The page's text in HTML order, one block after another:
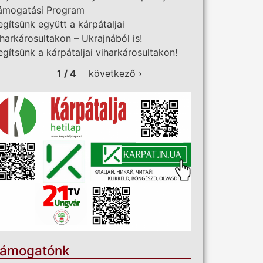
Program
együtt a kárpátaljai
– Ukrajnából is!
a kárpátaljai viharkárosultakon!
1 / 4
következő ›